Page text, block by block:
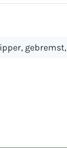
, gebremst,